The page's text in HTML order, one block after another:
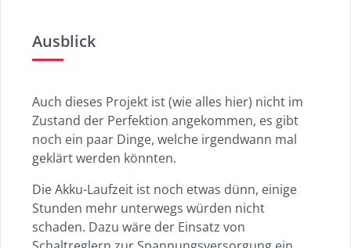
Ausblick
Auch dieses Projekt ist (wie alles hier) nicht im
Zustand der Perfektion angekommen, es gibt
noch ein paar Dinge, welche irgendwann mal
geklärt werden könnten.
Die Akku-Laufzeit ist noch etwas dünn, einige
Stunden mehr unterwegs würden nicht
schaden. Dazu wäre der Einsatz von